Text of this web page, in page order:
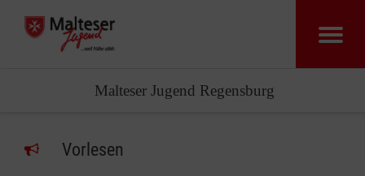
Malteser Jugend Regensburg
Vorlesen